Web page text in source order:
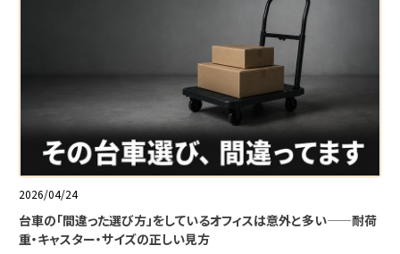
2026/04/24
台車の「間違った選び方」をしているオフィスは意外と多い——耐荷
重・キャスター・サイズの正しい見方